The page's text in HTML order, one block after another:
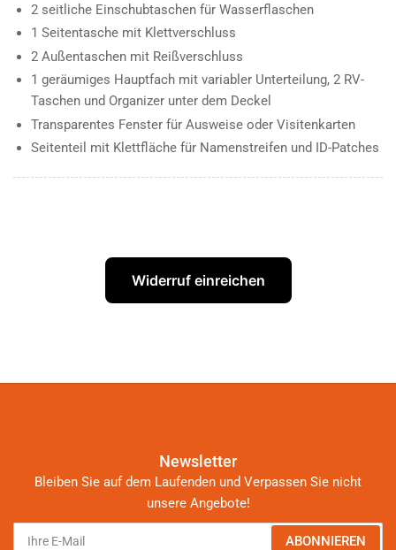
2 seitliche Einschubtaschen für Wasserflaschen
1 Seitentasche mit Klettverschluss
2 Außentaschen mit Reißverschluss
1 geräumiges Hauptfach mit variabler Unterteilung, 2 RV-
Taschen und Organizer unter dem Deckel
Transparentes Fenster für Ausweise oder Visitenkarten
Seitenteil mit Klettfläche für Namenstreifen und ID-Patches
Widerruf einreichen
Newsletter
Bleiben Sie auf dem Laufenden und Verpassen Sie nicht
unsere Angebote!
Ihre
ABONNIEREN